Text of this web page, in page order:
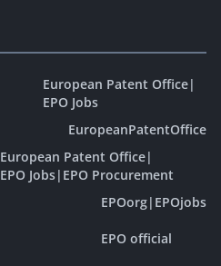
European Patent Office|
EPO Jobs
EuropeanPatentOffice
European Patent Office|
EPO Jobs| EPO Procurement
EPOorg| EPOjobs
EPO official